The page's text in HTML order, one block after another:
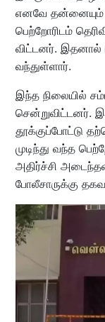
எனவே தன்னையும்
பெற்றோரிடம்
விட்டனர். இதனால்
வந்துள்ளார்.
இந்த நிலையில்
சென்றுவிட்டனர்.
தூக்குப்போட்டு
முடிந்து வந்த
அதிர்ச்சி
போலீசாருக்கு